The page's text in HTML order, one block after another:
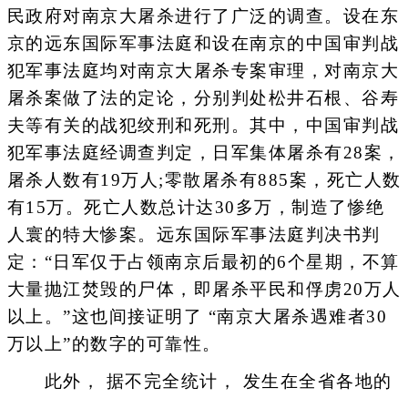
民政府对南京大屠杀进行了广泛的调查。设在东
京的远东国际军事法庭和设在南京的中国审判战
犯军事法庭均对南京大屠杀专案审理，对南京大
屠杀案做了法的定论，分别判处松井石根、谷寿
夫等有关的战犯绞刑和死刑。其中，中国审判战
犯军事法庭经调查判定，日军集体屠杀有28案，
屠杀人数有19万人;零散屠杀有885案，死亡人数
有15万。死亡人数总计达30多万，制造了惨绝
人寰的特大惨案。远东国际军事法庭判决书判
定：“日军仅于占领南京后最初的6个星期，不算
大量抛江焚毁的尸体，即屠杀平民和俘虏20万人
以上。”这也间接证明了 “南京大屠杀遇难者30
万以上”的数字的可靠性。
此外， 据不完全统计， 发生在全省各地的